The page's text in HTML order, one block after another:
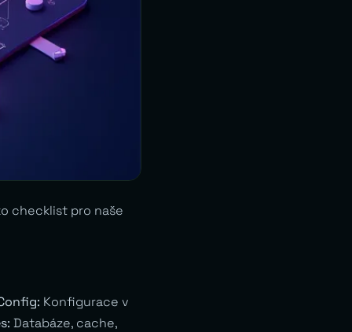
checklist pro naše
Konfigurace v
Databáze, cache,